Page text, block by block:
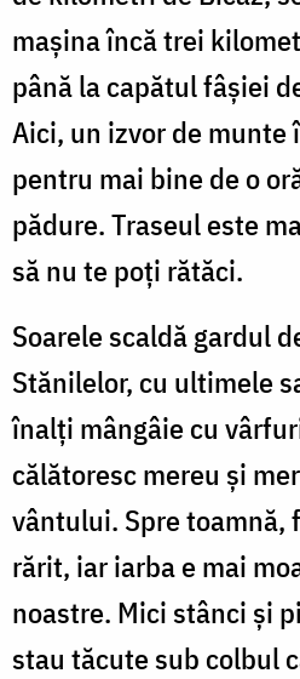
mașina încă trei
până la capătul fâșiei
Aici, un izvor de munte
pentru mai bine de o
pădure. Traseul este
să nu te poți rătăci.
Soarele scaldă gardul
Stănilelor, cu ultimele
înalți mângâie cu
călătoresc mereu și
vântului. Spre toamnă,
rărit, iar iarba e mai
noastre. Mici stânci și
stau tăcute sub colbul